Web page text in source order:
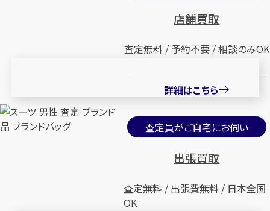
店舗買取
査定無料 / 予約不要 / 相談のみOK
詳細はこちら
査定員がご自宅にお伺い
出張買取
査定無料 / 出張費無料 / 日本全国
OK